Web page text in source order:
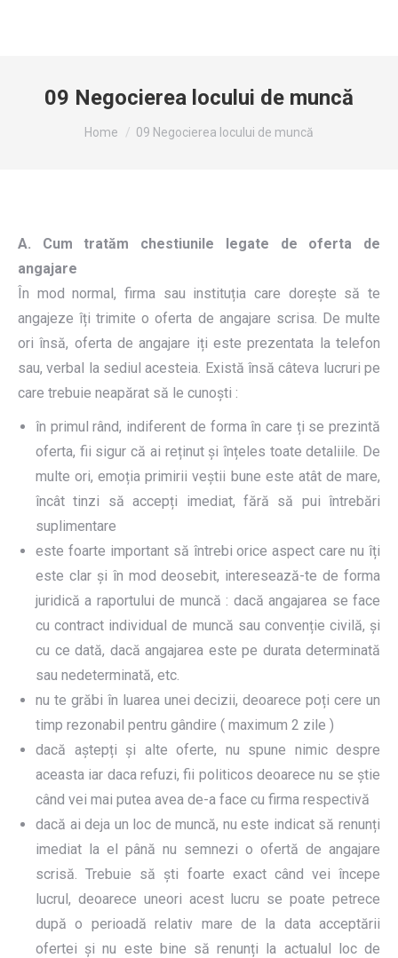
09 Negocierea locului de muncă
You are here:
Home 09 Negocierea locului de muncă
A. Cum tratăm chestiunile legate de oferta de
angajare
În mod normal, firma sau instituția care dorește să te
angajeze îți trimite o oferta de angajare scrisa. De multe
ori însă, oferta de angajare iți este prezentata la telefon
sau, verbal la sediul acesteia. Există însă câteva lucruri pe
care trebuie neapărat să le cunoști :
în primul rând, indiferent de forma în care ți se prezintă
oferta, fii sigur că ai reținut și înțeles toate detaliile. De
multe ori, emoția primirii veștii bune este atât de mare,
încât tinzi să accepți imediat, fără să pui întrebări
suplimentare
este foarte important să întrebi orice aspect care nu îți
este clar și în mod deosebit, interesează-te de forma
juridică a raportului de muncă : dacă angajarea se face
cu contract individual de muncă sau convenție civilă, și
cu ce dată, dacă angajarea este pe durata determinată
sau nedeterminată, etc.
nu te grăbi în luarea unei decizii, deoarece poți cere un
timp rezonabil pentru gândire ( maximum 2 zile )
dacă aștepți și alte oferte, nu spune nimic despre
aceasta iar daca refuzi, fii politicos deoarece nu se știe
când vei mai putea avea de-a face cu firma respectivă
dacă ai deja un loc de muncă, nu este indicat să renunți
imediat la el până nu semnezi o ofertă de angajare
scrisă. Trebuie să ști foarte exact când vei începe
lucrul, deoarece uneori acest lucru se poate petrece
după o perioadă relativ mare de la data acceptării
ofertei și nu este bine să renunți la actualul loc de